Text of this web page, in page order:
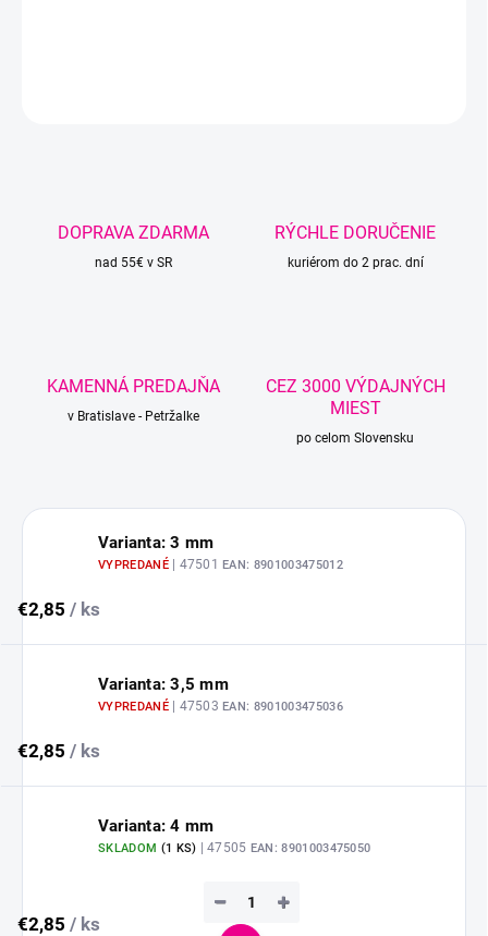
DOPRAVA ZDARMA
nad 55€ v SR
RÝCHLE DORUČENIE
kuriérom do 2 prac. dní
KAMENNÁ PREDAJŇA
v Bratislave - Petržalke
CEZ 3000 VÝDAJNÝCH
MIEST
po celom Slovensku
Varianta: 3 mm
VYPREDANÉ | 47501EAN: 8901003475012
€2,85 / ks
Varianta: 3,5 mm
VYPREDANÉ | 47503EAN: 8901003475036
€2,85 / ks
Varianta: 4 mm
SKLADOM (1 KS) | 47505 EAN: 8901003475050
€2,85 / ks
+
−